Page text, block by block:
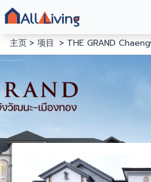
主页
项目 THE GRAND